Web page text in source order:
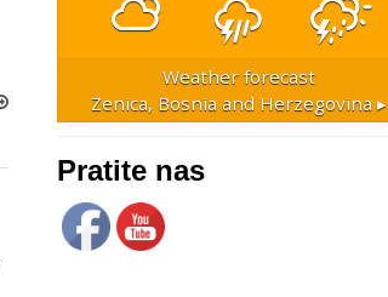
Weather forecast
Zenica, Bosnia and Herzegovina ▸
Pratite nas